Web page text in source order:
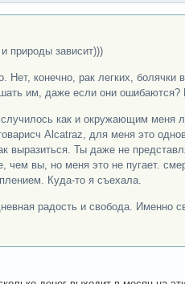
природы зависит)))
Нет, конечно, рак легких,
им, даже если они ошибаются?
как и окружающим меня
Alcatraz, для меня это
выразиться. Ты даже не
вы, но меня это не пугает.
Куда-то я съехала.
радость и свобода. Именно